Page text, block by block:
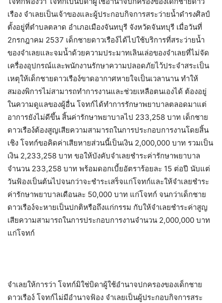
เรือง จำเลยเป็นเจ้าของและผู้ประกอบกิจการสระว่ายน้ำดำรงศิลป์
ตั้งอยู่ที่ตำบลตลาด อำเภอเมืองจันทบุรี จังหวัดจันทบุรี เมื่อวันที่
2กรกฎาคม 2537 เด็กชายดาวเรือง์ได้ไปใช้บริการที่สระว่ายน้ำ
ของจำเลยและจมน้ำด้วยความประมาทเลินเล่อของจำเลยที่ไม่จัด
เครื่องอุปกรณ์และพนักงานรักษาความปลอดภัยไว้ประจำสระเป็น
เหตุให้เด็กชายดาวเรือง์ขาดอากาศหายใจเป็นเวลานาน ทำให้
สมองพิการไม่สามารถทำการงานและช่วยเหลือตนเองได้ ต้องอยู่
ในความดูแลของผู้อื่น โจทก์ได้ทำการรักษาพยาบาลตลอดมาแต่
อาการยังไม่ดีขึ้น สิ้นค่ารักษาพยาบาลไป 233,258 บาท เด็กชาย
ดาวเรือง์ต้องสูญเสียความสามารถในการประกอบการงานโดยสิ้น
เชิง โจทก์ขอคิดค่าเสียหายส่วนนี้เป็นเงิน 2,000,000 บาท รวมเป็น
เงิน 2,233,258 บาท ขอให้บังคับจำเลยชำระค่ารักษาพยาบาล
จำนวน 233,258 บาท พร้อมดอกเบี้ยอัตราร้อยละ 15 ต่อปี นับแต่
วันฟ้องเป็นต้นไปจนกว่าจะชำระเสร็จแก่โจทก์และให้จำเลยชำระ
ค่ารักษาพยาบาลเดือนละ 50,000 บาท แก่โจทก์ จนกว่าเด็กชาย
ดาวเรือง์จะหายเป็นปกติหรือถึงแก่กรรม กับให้จำเลยชำระค่าสูญ
เสียความสามารถในการประกอบการงานจำนวน 2,000,000 บาท
แก่โจทก์
จำเลยให้การว่า โจทก์มิใช่บิดาผู้ใช้อำนาจปกครองของเด็กชาย
ดาวเรือง์ โจทก์ไม่มีอำนาจฟ้อง จำเลยเป็นผู้ประกอบกิจการสระ